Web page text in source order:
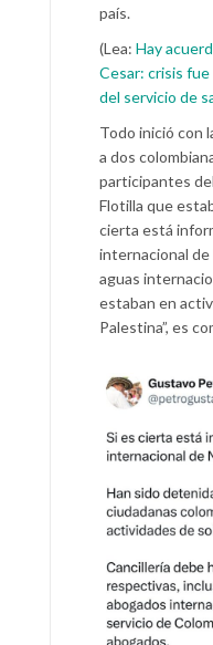
país.
(Lea: Hay
Cesar: crisis
del servicio de
Todo inició con
a dos
participantes
Flotilla que
cierta está
internacional
aguas
estaban en
Palestina”, es